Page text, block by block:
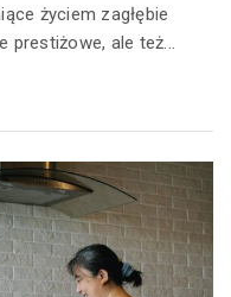
życiem zagłębie
prestiżowe, ale też...